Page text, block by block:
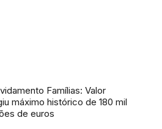
Famílias: Valor
máximo histórico de 180 mil
de euros